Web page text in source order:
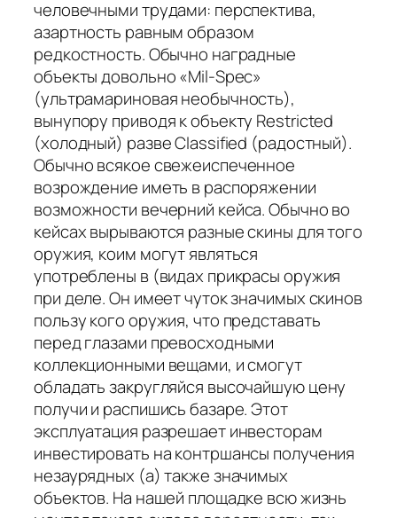
человечными трудами: перспектива,
азартность равным образом
редкостность. Обычно наградные
объекты довольно «Mil-Spec»
(ультрамариновая необычность),
вынупору приводя к объекту Restricted
(холодный) разве Classified (радостный).
Обычно всякое свежеиспеченное
возрождение иметь в распоряжении
возможности вечерний кейса. Обычно во
кейсах вырываются разные скины для того
оружия, коим могут являться
употреблены в (видах прикрасы оружия
при деле. Он имеет чуток значимых скинов
пользу кого оружия, что представать
перед глазами превосходными
коллекционными вещами, и смогут
обладать закругляйся высочайшую цену
получи и распишись базаре. Этот
эксплуатация разрешает инвесторам
инвестировать на контршансы получения
незаурядных (а) также значимых
объектов. На нашей площадке всю жизнь